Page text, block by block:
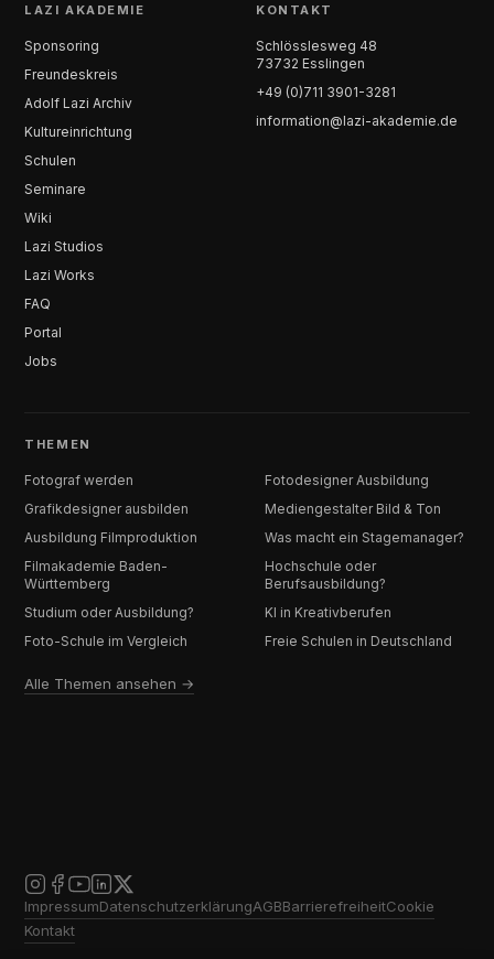
LAZI AKADEMIE
Sponsoring
Freundeskreis
Adolf Lazi Archiv
Kultureinrichtung
Schulen
Seminare
Wiki
Lazi Studios
Lazi Works
FAQ
Portal
Jobs
KONTAKT
Schlösslesweg 48
73732 Esslingen
+49 (0)711 3901-3281
information@lazi-akademie.de
THEMEN
Fotograf werden
Fotodesigner Ausbildung
Grafikdesigner ausbilden
Mediengestalter Bild & Ton
Ausbildung Filmproduktion
Was macht ein Stagemanager?
Filmakademie Baden-
Württemberg
Hochschule oder
Berufsausbildung?
Studium oder Ausbildung?
KI in Kreativberufen
Foto-Schule im Vergleich
Freie Schulen in Deutschland
Alle Themen ansehen →
ImpressumDatenschutzerklärungAGBBarrierefreiheitCookie
Kontakt